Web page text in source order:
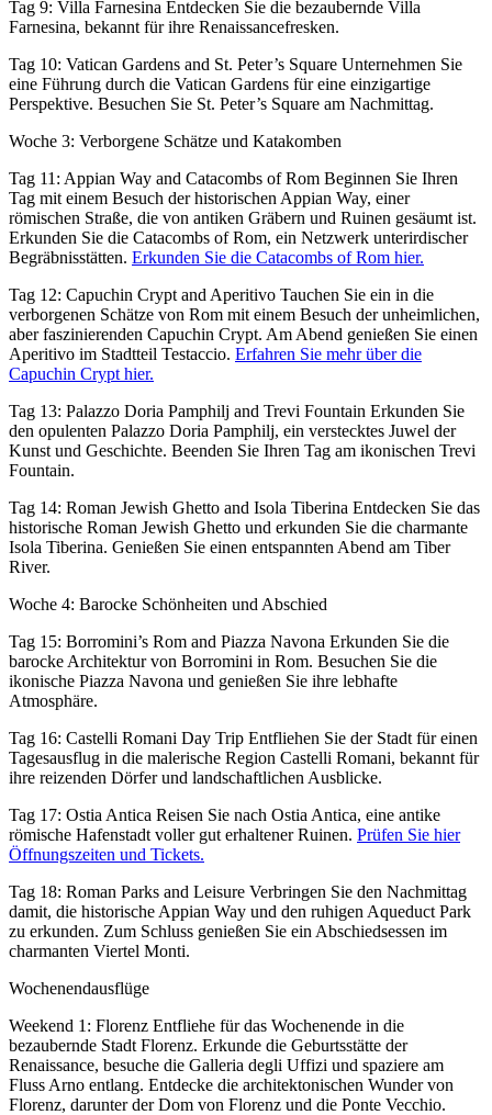
Tag 9: Villa Farnesina Entdecken Sie die bezaubernde Villa
Farnesina, bekannt für ihre Renaissancefresken.
Tag 10: Vatican Gardens and St. Peter’s Square Unternehmen Sie
eine Führung durch die Vatican Gardens für eine einzigartige
Perspektive. Besuchen Sie St. Peter’s Square am Nachmittag.
Woche 3: Verborgene Schätze und Katakomben
Tag 11: Appian Way and Catacombs of Rom Beginnen Sie Ihren
Tag mit einem Besuch der historischen Appian Way, einer
römischen Straße, die von antiken Gräbern und Ruinen gesäumt ist.
Erkunden Sie die Catacombs of Rom, ein Netzwerk unterirdischer
Begräbnisstätten. Erkunden Sie die Catacombs of Rom hier.
Tag 12: Capuchin Crypt and Aperitivo Tauchen Sie ein in die
verborgenen Schätze von Rom mit einem Besuch der unheimlichen,
aber faszinierenden Capuchin Crypt. Am Abend genießen Sie einen
Aperitivo im Stadtteil Testaccio. Erfahren Sie mehr über die
Capuchin Crypt hier.
Tag 13: Palazzo Doria Pamphilj and Trevi Fountain Erkunden Sie
den opulenten Palazzo Doria Pamphilj, ein verstecktes Juwel der
Kunst und Geschichte. Beenden Sie Ihren Tag am ikonischen Trevi
Fountain.
Tag 14: Roman Jewish Ghetto and Isola Tiberina Entdecken Sie das
historische Roman Jewish Ghetto und erkunden Sie die charmante
Isola Tiberina. Genießen Sie einen entspannten Abend am Tiber
River.
Woche 4: Barocke Schönheiten und Abschied
Tag 15: Borromini’s Rom and Piazza Navona Erkunden Sie die
barocke Architektur von Borromini in Rom. Besuchen Sie die
ikonische Piazza Navona und genießen Sie ihre lebhafte
Atmosphäre.
Tag 16: Castelli Romani Day Trip Entfliehen Sie der Stadt für einen
Tagesausflug in die malerische Region Castelli Romani, bekannt für
ihre reizenden Dörfer und landschaftlichen Ausblicke.
Tag 17: Ostia Antica Reisen Sie nach Ostia Antica, eine antike
römische Hafenstadt voller gut erhaltener Ruinen. Prüfen Sie hier
Öffnungszeiten und Tickets.
Tag 18: Roman Parks and Leisure Verbringen Sie den Nachmittag
damit, die historische Appian Way und den ruhigen Aqueduct Park
zu erkunden. Zum Schluss genießen Sie ein Abschiedsessen im
charmanten Viertel Monti.
Wochenendausflüge
Weekend 1: Florenz Entfliehe für das Wochenende in die
bezaubernde Stadt Florenz. Erkunde die Geburtsstätte der
Renaissance, besuche die Galleria degli Uffizi und spaziere am
Fluss Arno entlang. Entdecke die architektonischen Wunder von
Florenz, darunter der Dom von Florenz und die Ponte Vecchio.